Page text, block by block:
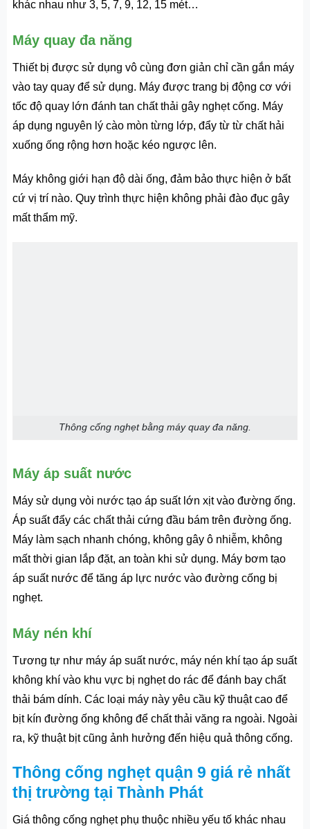
khác nhau như 3, 5, 7, 9, 12, 15 mét…
Máy quay đa năng
Thiết bị được sử dụng vô cùng đơn giản chỉ cần gắn máy
vào tay quay để sử dụng. Máy được trang bị động cơ với
tốc độ quay lớn đánh tan chất thải gây nghẹt cống. Máy
áp dụng nguyên lý cào mòn từng lớp, đẩy từ từ chất hải
xuống ống rộng hơn hoặc kéo ngược lên.
Máy không giới hạn độ dài ống, đảm bảo thực hiện ở bất
cứ vị trí nào. Quy trình thực hiện không phải đào đục gây
mất thẩm mỹ.
Thông cống nghẹt bằng máy quay đa năng.
Máy áp suất nước
Máy sử dụng vòi nước tạo áp suất lớn xịt vào đường ống.
Áp suất đẩy các chất thải cứng đầu bám trên đường ống.
Máy làm sạch nhanh chóng, không gây ô nhiễm, không
mất thời gian lắp đặt, an toàn khi sử dụng. Máy bơm tạo
áp suất nước để tăng áp lực nước vào đường cống bị
nghẹt.
Máy nén khí
Tương tự như máy áp suất nước, máy nén khí tạo áp suất
không khí vào khu vực bị nghẹt do rác để đánh bay chất
thải bám dính. Các loại máy này yêu cầu kỹ thuật cao để
bịt kín đường ống không để chất thải văng ra ngoài. Ngoài
ra, kỹ thuật bịt cũng ảnh hưởng đến hiệu quả thông cống.
Thông cống nghẹt quận 9 giá rẻ nhất
thị trường tại Thành Phát
Giá thông cống nghẹt phụ thuộc nhiều yếu tố khác nhau